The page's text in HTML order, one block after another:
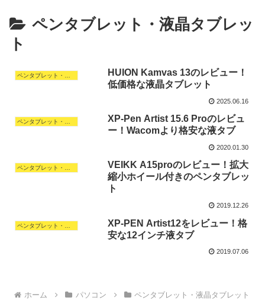
ペンタブレット・液晶タブレッ
ト
HUION Kamvas 13のレビュー！
低価格な液晶タブレット
2025.06.16
XP-Pen Artist 15.6 Proのレビュ
ー！Wacomより格安な液タブ
2020.01.30
VEIKK A15proのレビュー！拡大
縮小ホイール付きのペンタブレッ
ト
2019.12.26
XP-PEN Artist12をレビュー！格
安な12インチ液タブ
2019.07.06
ホーム パソコン ペンタブレット・液晶タブレット